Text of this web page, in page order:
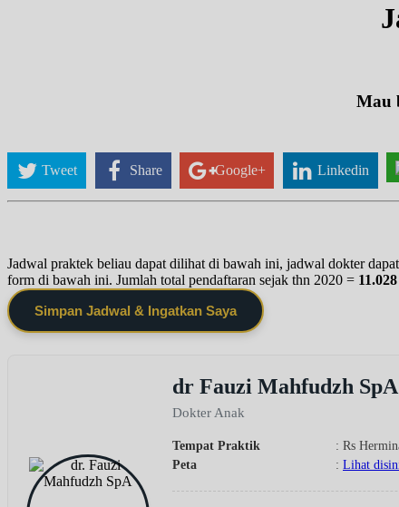
Mau
Tweet Share Google+ Linkedin
Jadwal praktek beliau dapat dilihat di bawah ini, jadwal dokter
form di bawah ini. Jumlah total pendaftaran sejak thn 2020 = 11.028
Simpan Jadwal & Ingatkan Saya
dr Fauzi Mahfudzh SpA
Dokter Anak
Tempat Praktik
: Rs
Peta
: Lihat